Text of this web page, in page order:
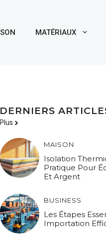
MATÉRIAUX
DERNIERS
Plus
MAISON
Isolation
Pratique Pour
Et Argent
BUSINESS
Les Étapes
Importation